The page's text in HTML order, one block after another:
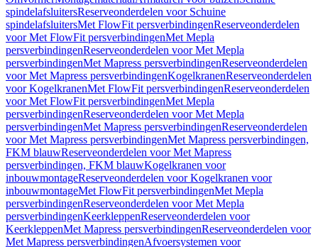
spindelafsluitersReserveonderdelen voor Schuine
spindelafsluitersMet FlowFit persverbindingenReserveonderdelen
voor Met FlowFit persverbindingenMet Mepla
persverbindingenReserveonderdelen voor Met Mepla
persverbindingenMet Mapress persverbindingenReserveonderdelen
voor Met Mapress persverbindingenKogelkranenReserveonderdelen
voor KogelkranenMet FlowFit persverbindingenReserveonderdelen
voor Met FlowFit persverbindingenMet Mepla
persverbindingenReserveonderdelen voor Met Mepla
persverbindingenMet Mapress persverbindingenReserveonderdelen
voor Met Mapress persverbindingenMet Mapress persverbindingen,
FKM blauwReserveonderdelen voor Met Mapress
persverbindingen, FKM blauwKogelkranen voor
inbouwmontageReserveonderdelen voor Kogelkranen voor
inbouwmontageMet FlowFit persverbindingenMet Mepla
persverbindingenReserveonderdelen voor Met Mepla
persverbindingenKeerkleppenReserveonderdelen voor
KeerkleppenMet Mapress persverbindingenReserveonderdelen voor
Met Mapress persverbindingenAfvoersystemen voor